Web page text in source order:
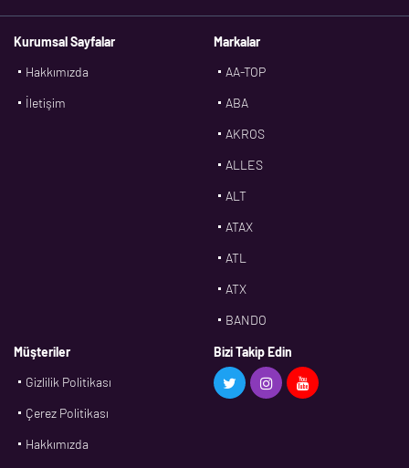
Kurumsal Sayfalar
Hakkımızda
İletişim
Markalar
AA-TOP
ABA
AKROS
ALLES
ALT
ATAX
ATL
ATX
BANDO
BMS
CDF
Müşteriler
Gizlilik Politikası
Çerez Politikası
Hakkımızda
Bizi Takip Edin